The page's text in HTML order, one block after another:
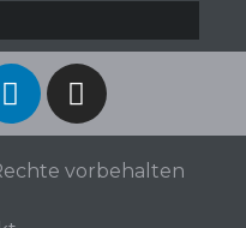
vorbehalten